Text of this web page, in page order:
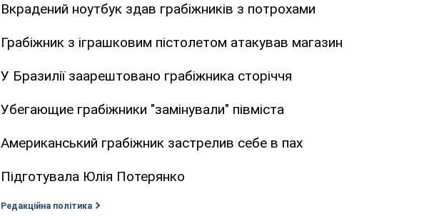
Вкрадений ноутбук здав грабіжників з потрохами
Грабіжник з іграшковим пістолетом атакував магазин
У Бразилії заарештовано грабіжника сторіччя
Убегающие грабіжники "замінували" півміста
Американський грабіжник застрелив себе в пах
Підготувала Юлія Потерянко
Редакційна політика